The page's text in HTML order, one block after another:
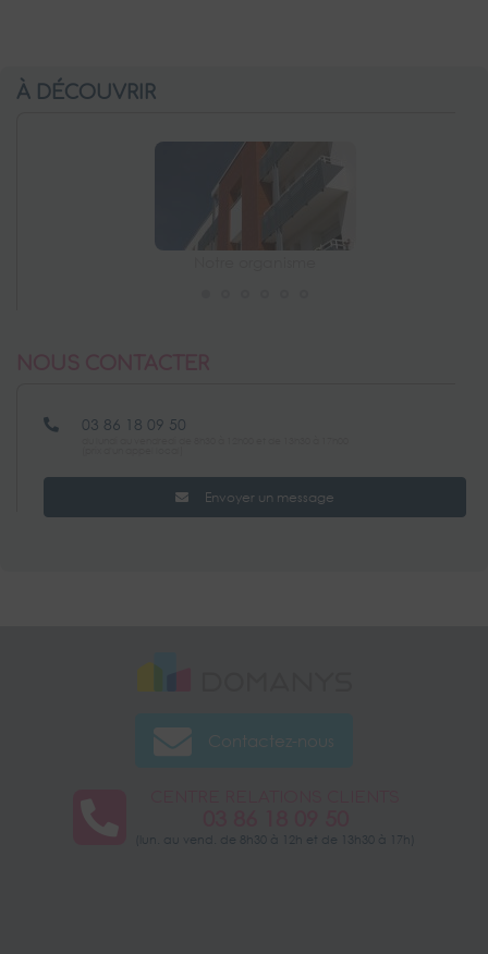
À DÉCOUVRIR
03 86 18 09 50
Envoyer un message
Contactez-nous
(lun. au vend. de 8h30 à 12h et de 13h30 à 17h)